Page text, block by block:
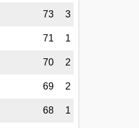
73 3
71 1
70 2
69 2
68 1